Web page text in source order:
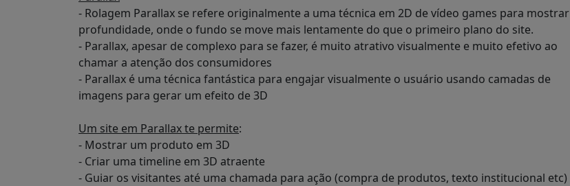
- Rolagem Parallax se refere originalmente a uma técnica em 2D de vídeo games para mostrar
profundidade, onde o fundo se move mais lentamente do que o primeiro plano do site.
- Parallax, apesar de complexo para se fazer, é muito atrativo visualmente e muito efetivo ao
chamar a atenção dos consumidores
- Parallax é uma técnica fantástica para engajar visualmente o usuário usando camadas de
imagens para gerar um efeito de 3D
Um site em Parallax te permite:
- Mostrar um produto em 3D
- Criar uma timeline em 3D atraente
- Guiar os visitantes até uma chamada para ação (compra de produtos, texto institucional etc)